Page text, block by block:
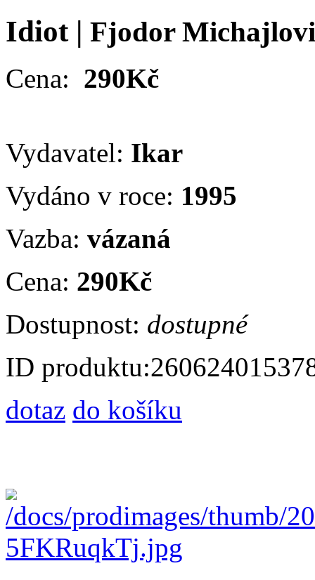
Idiot| Fjodor
Cena: 290Kč
Vydavatel: Ikar
Vydáno v roce: 1995
Vazba: vázaná
Cena: 290Kč
Dostupnost: dostupné
ID produktu:
dotaz do košíku